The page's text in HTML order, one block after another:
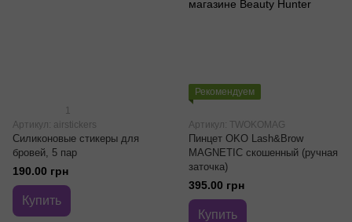
1
Артикул: airstickers
Силиконовые стикеры для
бровей, 5 пар
190.00 грн
Купить
Рекомендуем
Артикул: TWOKOMAG
Пинцет OKO Lash&Brow
MAGNETIC скошенный (ручная
заточка)
395.00 грн
Купить